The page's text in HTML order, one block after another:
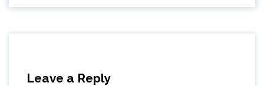
Leave a Reply